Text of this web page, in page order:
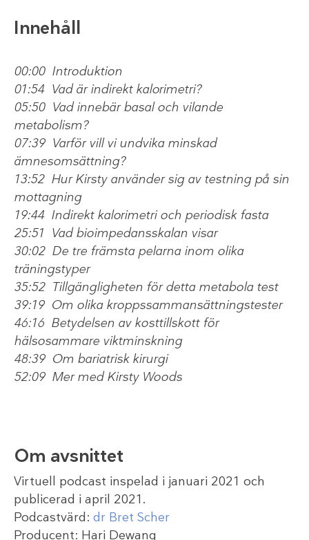
Innehåll
00:00 Introduktion
01:54 Vad är indirekt kalorimetri?
05:50 Vad innebär basal och vilande
metabolism?
07:39 Varför vill vi undvika minskad
ämnesomsättning?
13:52 Hur Kirsty använder sig av testning på sin
mottagning
19:44 Indirekt kalorimetri och periodisk fasta
25:51 Vad bioimpedansskalan visar
30:02 De tre främsta pelarna inom olika
träningstyper
35:52 Tillgängligheten för detta metabola test
39:19 Om olika kroppssammansättningstester
46:16 Betydelsen av kosttillskott för
hälsosammare viktminskning
48:39 Om bariatrisk kirurgi
52:09 Mer med Kirsty Woods
Om avsnittet
Virtuell podcast inspelad i januari 2021 och
publicerad i april 2021.
Podcastvärd: dr Bret Scher
Producent: Hari Dewang